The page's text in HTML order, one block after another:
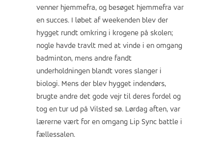
venner hjemmefra, og besøget hjemmefra var
en succes. I løbet af weekenden blev der
hygget rundt omkring i krogene på skolen;
nogle havde travlt med at vinde i en omgang
badminton, mens andre fandt
underholdningen blandt vores slanger i
biologi. Mens der blev hygget indendørs,
brugte andre det gode vejr til deres fordel og
tog en tur ud på Vilsted sø. Lørdag aften, var
lærerne vært for en omgang Lip Sync battle i
fællessalen.